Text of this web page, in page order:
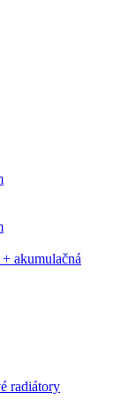
akumulačná
radiátory